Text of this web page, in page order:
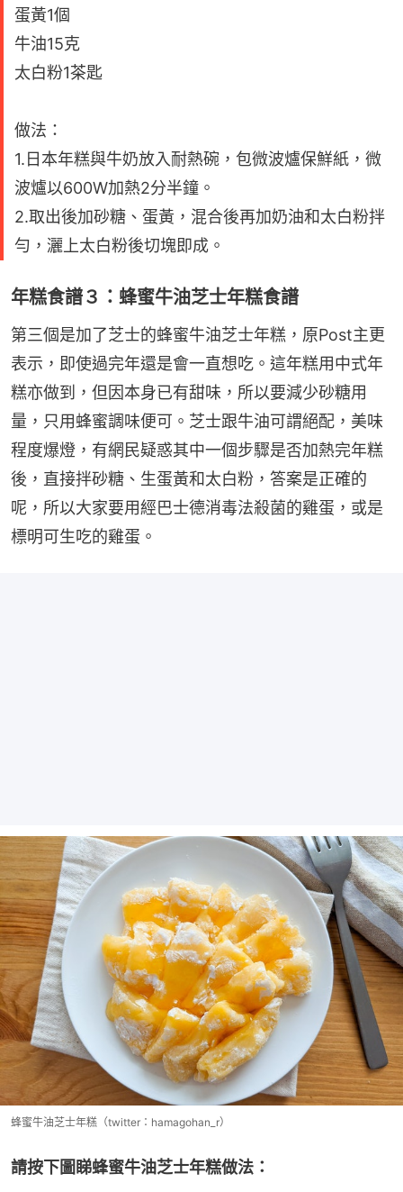
蛋黃1個
牛油15克
太白粉1茶匙
做法：
1.日本年糕與牛奶放入耐熱碗，包微波爐保鮮紙，微
波爐以600W加熱2分半鐘。
2.取出後加砂糖、蛋黃，混合後再加奶油和太白粉拌
勻，灑上太白粉後切塊即成。
年糕食譜３：蜂蜜牛油芝士年糕食譜
第三個是加了芝士的蜂蜜牛油芝士年糕，原Post主更
表示，即使過完年還是會一直想吃。這年糕用中式年
糕亦做到，但因本身已有甜味，所以要減少砂糖用
量，只用蜂蜜調味便可。芝士跟牛油可謂絕配，美味
程度爆燈，有網民疑惑其中一個步驟是否加熱完年糕
後，直接拌砂糖、生蛋黃和太白粉，答案是正確的
呢，所以大家要用經巴士德消毒法殺菌的雞蛋，或是
標明可生吃的雞蛋。
蜂蜜牛油芝士年糕（twitter：hamagohan_r）
請按下圖睇蜂蜜牛油芝士年糕做法：